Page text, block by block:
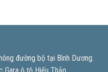
đường bộ tại Bình Dương.